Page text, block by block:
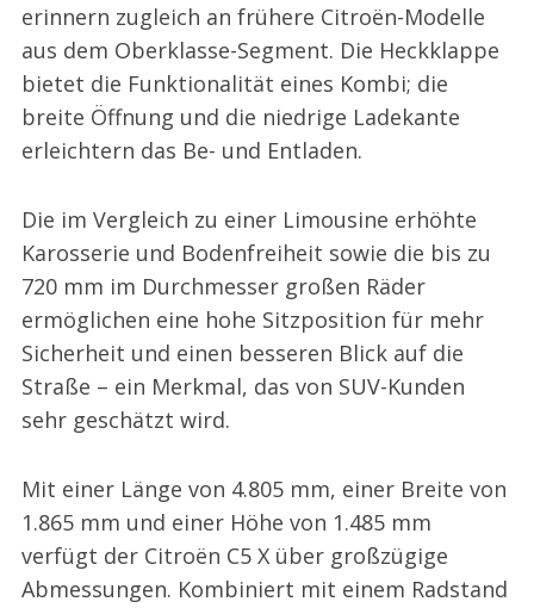
erinnern zugleich an frühere Citroën-Modelle
aus dem Oberklasse-Segment. Die Heckklappe
bietet die Funktionalität eines Kombi; die
breite Öffnung und die niedrige Ladekante
erleichtern das Be- und Entladen.
Die im Vergleich zu einer Limousine erhöhte
Karosserie und Bodenfreiheit sowie die bis zu
720 mm im Durchmesser großen Räder
ermöglichen eine hohe Sitzposition für mehr
Sicherheit und einen besseren Blick auf die
Straße – ein Merkmal, das von SUV-Kunden
sehr geschätzt wird.
Mit einer Länge von 4.805 mm, einer Breite von
1.865 mm und einer Höhe von 1.485 mm
verfügt der Citroën C5 X über großzügige
Abmessungen. Kombiniert mit einem Radstand